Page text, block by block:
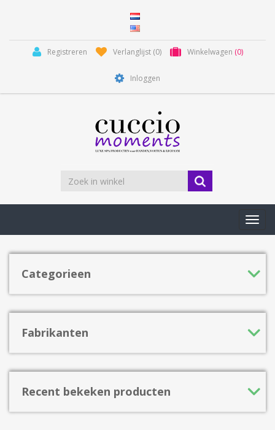
Registreren Verlanglijst (0) Winkelwagen (0)
Inloggen
Categorieen
Fabrikanten
Recent bekeken producten